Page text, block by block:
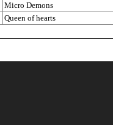
Micro Demons
Queen of hearts